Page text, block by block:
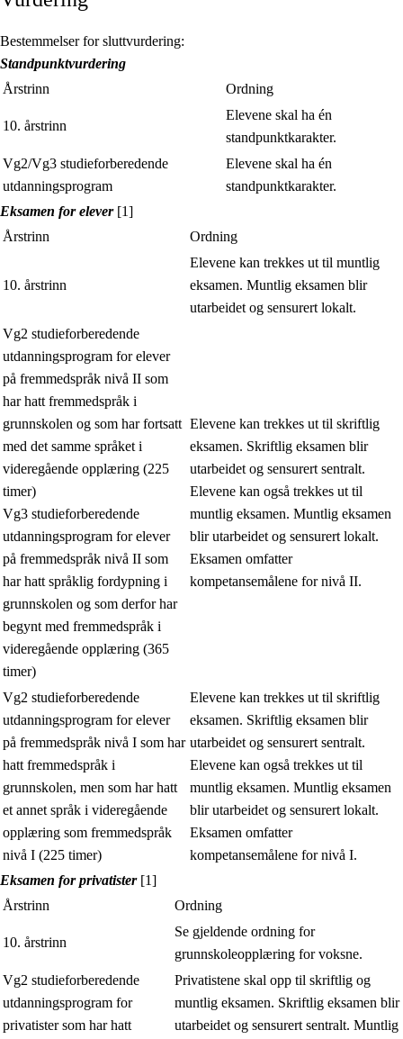
Bestemmelser for sluttvurdering:
Standpunktvurdering
Årstrinn
Ordning
10. årstrinn
Elevene skal ha én
standpunktkarakter.
Vg2/Vg3 studieforberedende
utdanningsprogram
Elevene skal ha én
standpunktkarakter.
Eksamen for elever[1]
Årstrinn
Ordning
10. årstrinn
Elevene kan trekkes ut til muntlig
eksamen. Muntlig eksamen blir
utarbeidet og sensurert lokalt.
Vg2 studieforberedende
utdanningsprogram for elever
på fremmedspråk nivå II som
har hatt fremmedspråk i
grunnskolen og som har fortsatt
med det samme språket i
videregående opplæring (225
timer)
Vg3 studieforberedende
utdanningsprogram for elever
på fremmedspråk nivå II som
har hatt språklig fordypning i
grunnskolen og som derfor har
begynt med fremmedspråk i
videregående opplæring (365
timer)
Elevene kan trekkes ut til skriftlig
eksamen. Skriftlig eksamen blir
utarbeidet og sensurert sentralt.
Elevene kan også trekkes ut til
muntlig eksamen. Muntlig eksamen
blir utarbeidet og sensurert lokalt.
Eksamen omfatter
kompetansemålene for nivå II.
Vg2 studieforberedende
utdanningsprogram for elever
på fremmedspråk nivå I som har
hatt fremmedspråk i
grunnskolen, men som har hatt
et annet språk i videregående
opplæring som fremmedspråk
nivå I (225 timer)
Elevene kan trekkes ut til skriftlig
eksamen. Skriftlig eksamen blir
utarbeidet og sensurert sentralt.
Elevene kan også trekkes ut til
muntlig eksamen. Muntlig eksamen
blir utarbeidet og sensurert lokalt.
Eksamen omfatter
kompetansemålene for nivå I.
Eksamen for privatister[1]
Årstrinn
Ordning
10. årstrinn
Se gjeldende ordning for
grunnskoleopplæring for voksne.
Vg2 studieforberedende
utdanningsprogram for
privatister som har hatt
Privatistene skal opp til skriftlig og
muntlig eksamen. Skriftlig eksamen blir
utarbeidet og sensurert sentralt. Muntlig